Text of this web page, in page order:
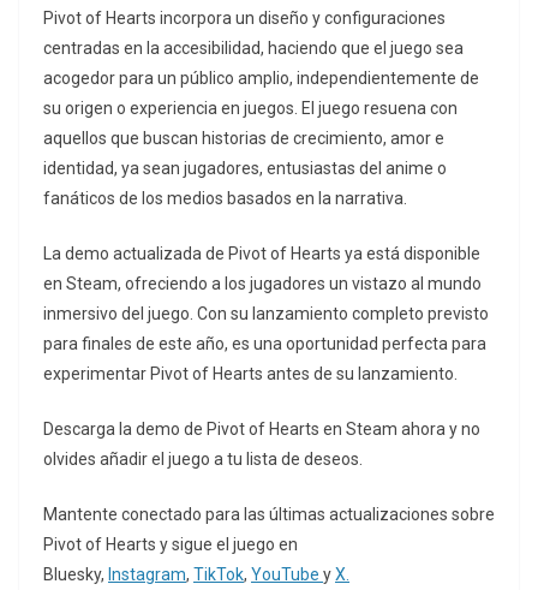
Pivot of Hearts incorpora un diseño y configuraciones
centradas en la accesibilidad, haciendo que el juego sea
acogedor para un público amplio, independientemente de
su origen o experiencia en juegos. El juego resuena con
aquellos que buscan historias de crecimiento, amor e
identidad, ya sean jugadores, entusiastas del anime o
fanáticos de los medios basados en la narrativa.
La demo actualizada de Pivot of Hearts ya está disponible
en Steam, ofreciendo a los jugadores un vistazo al mundo
inmersivo del juego. Con su lanzamiento completo previsto
para finales de este año, es una oportunidad perfecta para
experimentar Pivot of Hearts antes de su lanzamiento.
Descarga la demo de Pivot of Hearts en Steam ahora y no
olvides añadir el juego a tu lista de deseos.
Mantente conectado para las últimas actualizaciones sobre
Pivot of Hearts y sigue el juego en
Bluesky, Instagram, TikTok, YouTube yX.